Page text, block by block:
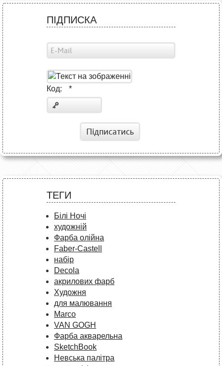
ПІДПИСКА
Код: *
Підписатись
ТЕГИ
Білі Ночі
художній
Фарба олійна
Faber-Castell
набір
Decola
акрилових фарб
Художня
для малювання
Marco
VAN GOGH
Фарба акварельна
SketchBook
Невська палітра